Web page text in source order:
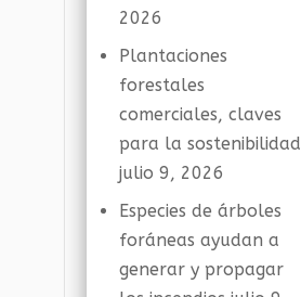
2026
Plantaciones
forestales
comerciales, claves
para la sostenibilidad
julio 9, 2026
Especies de árboles
foráneas ayudan a
generar y propagar